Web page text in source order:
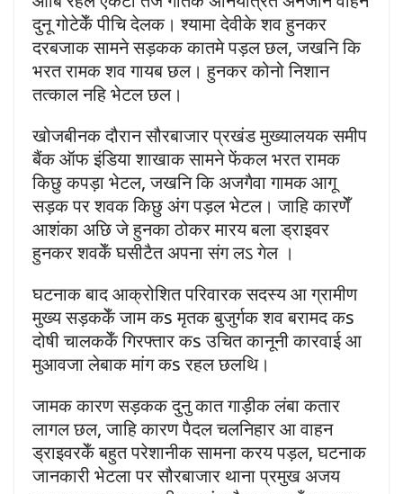
दुनू गोटेकेँ पीचि देलक। श्यामा देवीके शव हुनकर
दरबजाक सामने सड़कक कातमे पड़ल छल, जखनि कि
भरत रामक शव गायब छल। हुनकर कोनो निशान
तत्काल नहि भेटल छल।
खोजबीनक दौरान सौरबाजार प्रखंड मुख्यालयक समीप
बैंक ऑफ इंडिया शाखाक सामने फेंकल भरत रामक
किछु कपड़ा भेटल, जखनि कि अजगैवा गामक आगू
सड़क पर शवक किछु अंग पड़ल भेटल। जाहि कारणेँ
आशंका अछि जे हुनका ठोकर मारय बला ड्राइवर
हुनकर शवकेँ घसीटैत अपना संग लऽ गेल ।
घटनाक बाद आक्रोशित परिवारक सदस्य आ ग्रामीण
मुख्य सड़ककेँ जाम कs मृतक बुजुर्गक शव बरामद कs
दोषी चालककेँ गिरफ्तार कs उचित कानूनी कारवाई आ
मुआवजा लेबाक मांग कs रहल छलथि।
जामक कारण सड़कक दुनु कात गाड़ीक लंबा कतार
लागल छल, जाहि कारण पैदल चलनिहार आ वाहन
ड्राइवरकेँ बहुत परेशानीक सामना करय पड़ल, घटनाक
जानकारी भेटला पर सौरबाजार थाना प्रमुख अजय